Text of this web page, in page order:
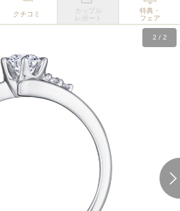
クチコミ
カップル
レポート
特典・
フェア
2 / 2